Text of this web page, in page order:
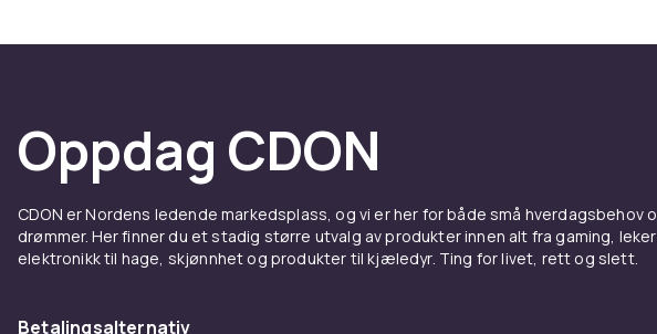
Oppdag CDON
CDON er Nordens ledende markedsplass, og vi er her for både små hverdagsbehov
drømmer. Her finner du et stadig større utvalg av produkter innen alt fra gaming,
elektronikk til hage, skjønnhet og produkter til kjæledyr. Ting for livet, rett og slett.
Betalingsalternativ